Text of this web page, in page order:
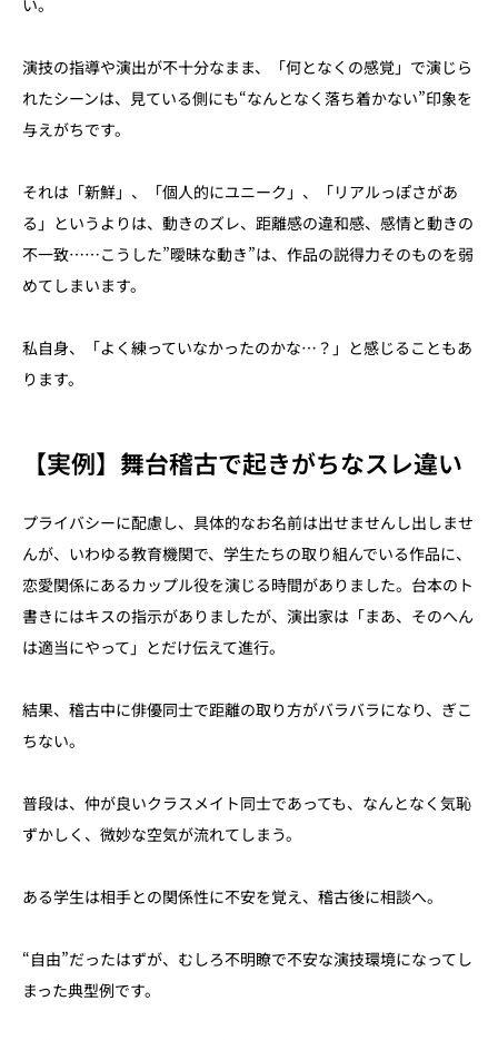
い。
演技の指導や演出が不十分なまま、「何となくの感覚」で演じら
れたシーンは、見ている側にも“なんとなく落ち着かない”印象を
与えがちです。
それは「新鮮」、「個人的にユニーク」、「リアルっぽさがあ
る」というよりは、動きのズレ、距離感の違和感、感情と動きの
不一致……こうした”曖昧な動き”は、作品の説得力そのものを弱
めてしまいます。
私自身、「よく練っていなかったのかな…？」と感じることもあ
ります。
【実例】舞台稽古で起きがちなスレ違い
プライバシーに配慮し、具体的なお名前は出せませんし出しませ
んが、いわゆる教育機関で、学生たちの取り組んでいる作品に、
恋愛関係にあるカップル役を演じる時間がありました。台本のト
書きにはキスの指示がありましたが、演出家は「まあ、そのへん
は適当にやって」とだけ伝えて進行。
結果、稽古中に俳優同士で距離の取り方がバラバラになり、ぎこ
ちない。
普段は、仲が良いクラスメイト同士であっても、なんとなく気恥
ずかしく、微妙な空気が流れてしまう。
ある学生は相手との関係性に不安を覚え、稽古後に相談へ。
“自由”だったはずが、むしろ不明瞭で不安な演技環境になってし
まった典型例です。